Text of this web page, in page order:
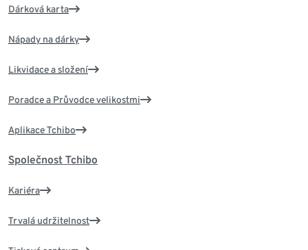
Dárková karta
Nápady na dárky
Likvidace a složení
Poradce a Průvodce velikostmi
Aplikace Tchibo
Společnost Tchibo
Kariéra
Trvalá udržitelnost